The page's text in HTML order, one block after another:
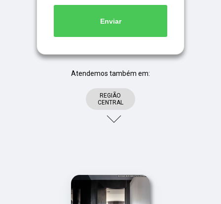
Enviar
Atendemos também em:
REGIÃO
CENTRAL